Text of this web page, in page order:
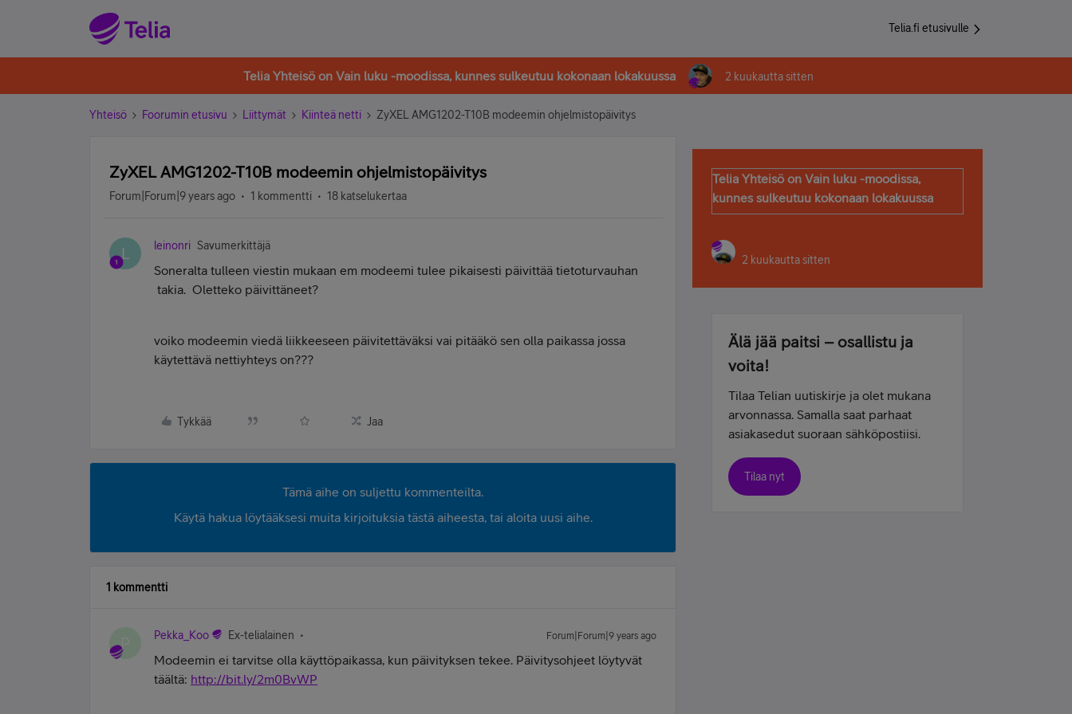
Telia.fi etusivulle
Telia Yhteisö on Vain luku -moodissa, kunnes sulkeutuu kokonaan lokakuussa 2 kuukautta sitten
Yhteisö Foorumin etusivu Liittymät Kiinteä netti ZyXEL AMG1202-T10B modeemin ohjelmistopäivitys
ZyXEL AMG1202-T10B modeemin ohjelmistopäivitys
Forum|Forum|9 years ago 1 kommentti 18 katselukertaa
L leinonri Savumerkittäjä
Soneralta tulleen viestin mukaan em modeemi tulee pikaisesti päivittää tietoturvauhan
takia. Oletteko päivittäneet?
voiko modeemin viedä liikkeeseen päivitettäväksi vai pitääkö sen olla paikassa jossa
käytettävä nettiyhteys on???
Tykkää Jaa
Tämä aihe on suljettu kommenteilta.
Käytä hakua löytääksesi muita kirjoituksia tästä aiheesta, tai aloita uusi aihe.
1 kommentti
P Pekka_Koo Ex-telialainen Forum|Forum|9 years ago
Modeemin ei tarvitse olla käyttöpaikassa, kun päivityksen tekee. Päivitysohjeet löytyvät
täältä: http://bit.ly/2m0BvWP
Telia Yhteisö on Vain luku -moodissa,
kunnes sulkeutuu kokonaan lokakuussa
2 kuukautta sitten
Älä jää paitsi – osallistu ja
voita!
Tilaa Telian uutiskirje ja olet mukana
arvonnassa. Samalla saat parhaat
asiakasedut suoraan sähköpostiisi.
Tilaa nyt